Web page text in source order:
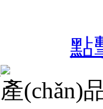
點
產(chǎn)